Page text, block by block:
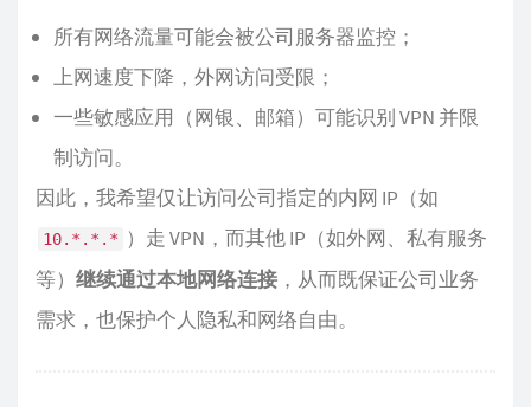
所有网络流量可能会被公司服务器监控；
上网速度下降，外网访问受限；
一些敏感应用（网银、邮箱）可能识别 VPN 并限
制访问。
因此，我希望仅让访问公司指定的内网 IP（如
10.*.*.*
）走 VPN，而其他 IP（如外网、私有服务
等） 继续通过本地网络连接 ，从而既保证公司业务
需求，也保护个人隐私和网络自由。